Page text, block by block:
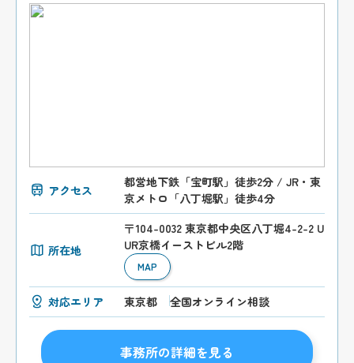
アクセス
都営地下鉄「宝町駅」徒歩2分 / JR・東
京メトロ「八丁堀駅」徒歩4分
所在地
〒104-0032 東京都中央区八丁堀4-2-2 U
UR京橋イーストビル2階
MAP
対応エリア 東京都 全国オンライン相談
事務所の詳細を見る